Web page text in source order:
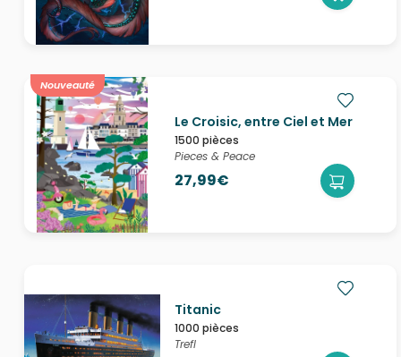
Nouveauté
Le Croisic, entre Ciel et Mer
1500 pièces
Pieces & Peace
27,99€
Titanic
1000 pièces
Trefl